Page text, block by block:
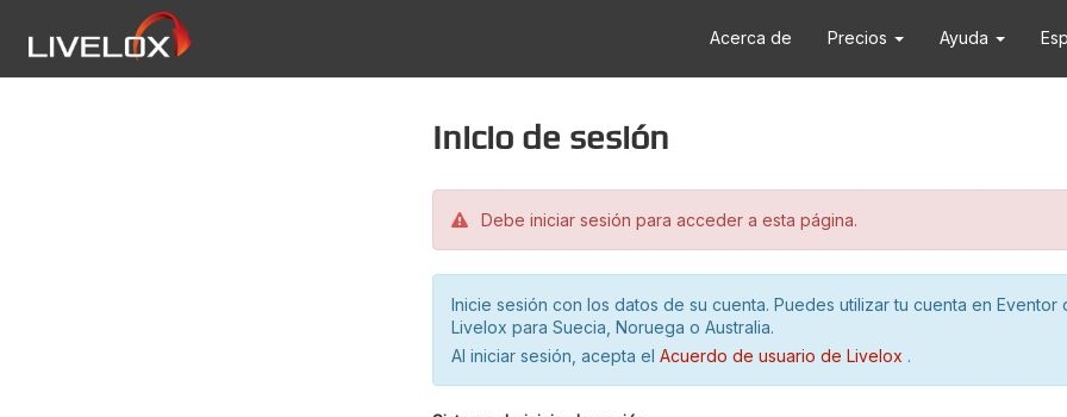
Acerca de Precios Ayuda
Inicio de sesión
Debe iniciar sesión para acceder a esta página.
Inicie sesión con los datos de su cuenta. Puedes utilizar tu cuenta en Eventor
Livelox para Suecia, Noruega o Australia.
Al iniciar sesión, acepta el Acuerdo de usuario de Livelox .